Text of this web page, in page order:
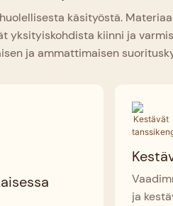
käsityöstä.
yksityiskohdista kiinni ja
ja ammattimaisen
ja